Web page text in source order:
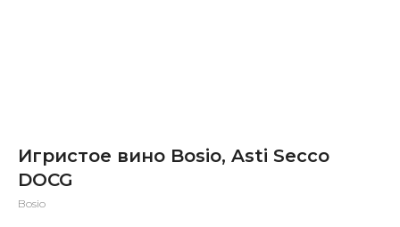
Игристое вино Bosio, Asti Secco
DOCG
Bosio